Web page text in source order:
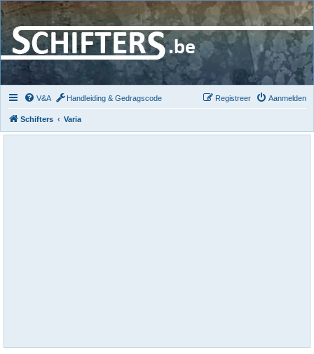
V&A Handleiding & Gedragscode Aanmelden
Registreer
Schifters Varia